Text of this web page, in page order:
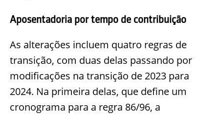
Aposentadoria por tempo de contribuição
As alterações incluem quatro regras de
transição, com duas delas passando por
modificações na transição de 2023 para
2024. Na primeira delas, que define um
cronograma para a regra 86/96, a